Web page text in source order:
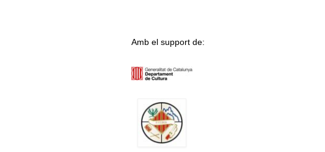
Amb el support de: